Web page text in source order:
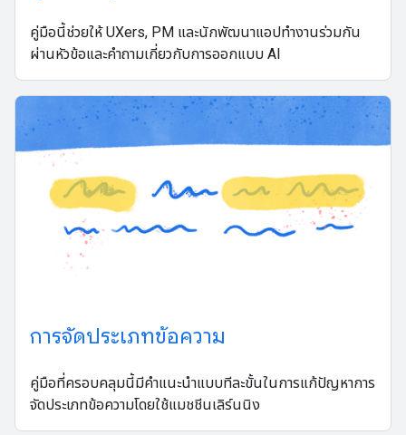
คู่มือนี้ช่วยให้ UXers, PM และนักพัฒนาแอปทํางานร่วมกัน
ผ่านหัวข้อและคําถามเกี่ยวกับการออกแบบ AI
การจัดประเภทข้อความ
คู่มือที่ครอบคลุมนี้มีคำแนะนำแบบทีละขั้นในการแก้ปัญหาการ
จัดประเภทข้อความโดยใช้แมชชีนเลิร์นนิง